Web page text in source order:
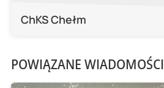
ChKS Chełm
POWIĄZANE WIADOMOŚCI